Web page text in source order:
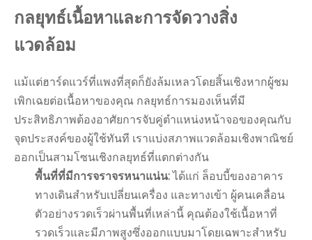
กลยุทธ์เนื้อหาและการจัดวางสิ่ง
แวดล้อม
แม้แต่ฮาร์ดแวร์ที่แพงที่สุดก็ยังล้มเหลวโดยสิ้นเชิงหากผู้ชม
เพิกเฉยต่อเนื้อหาของคุณ กลยุทธ์การมองเห็นที่มี
ประสิทธิภาพต้องอาศัยการจับคู่ตำแหน่งหน้าจอของคุณกับ
จุดประสงค์ของผู้ใช้ทันที เราแบ่งสภาพแวดล้อมเชิงพาณิชย์
ออกเป็นสามโซนเชิงกลยุทธ์ที่แตกต่างกัน
พื้นที่ที่มีการจราจรหนาแน่น:ได้แก่ ล็อบบี้ของอาคาร
ทางเดินสำหรับเปลี่ยนเครื่อง และทางเข้า ผู้คนเคลื่อน
ตัวอย่างรวดเร็วผ่านพื้นที่เหล่านี้ คุณต้องใช้เนื้อหาที่
รวดเร็วและมีภาพสูงซึ่งออกแบบมาโดยเฉพาะสำหรับ